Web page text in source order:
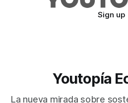
Sign up
Youtopía
La nueva mirada sobre